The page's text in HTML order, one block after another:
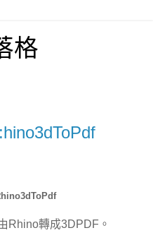
格
Rhino轉成3DPDF。